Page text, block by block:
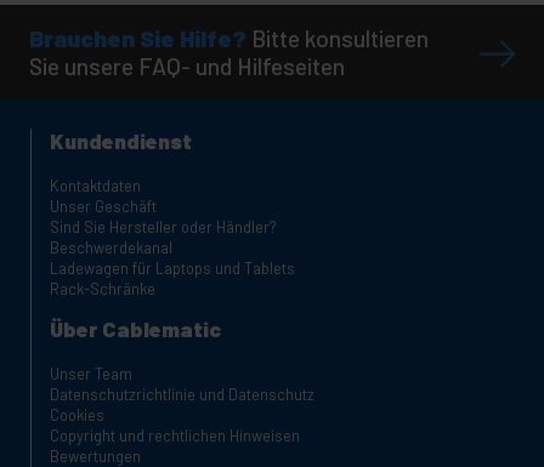
Brauchen Sie Hilfe? Bitte konsultieren
Sie unsere FAQ- und Hilfeseiten
Kundendienst
Kontaktdaten
Unser Geschäft
Sind Sie Hersteller oder Händler?
Beschwerdekanal
Ladewagen für Laptops und Tablets
Rack-Schränke
Über Cablematic
Unser Team
Datenschutzrichtlinie und Datenschutz
Cookies
Copyright und rechtlichen Hinweisen
Bewertungen